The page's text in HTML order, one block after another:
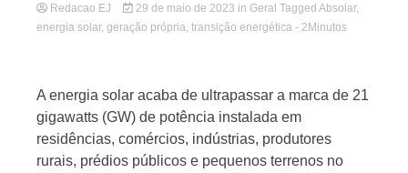
de
Redacao EJ 29 de maio de 2023 in Geral Tagged Absolar,
energia solar, geração própria, transição energética - 2Minutos
A energia solar acaba de ultrapassar a marca de 21
gigawatts (GW) de potência instalada em
residências, comércios, indústrias, produtores
rurais, prédios públicos e pequenos terrenos no